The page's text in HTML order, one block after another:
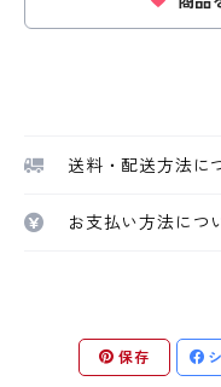
送料・配送方法に
お支払い方法につ
保存